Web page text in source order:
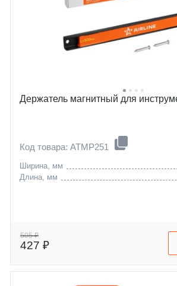
Держатель магнитный для
Код товара: ATMP251
Ширина, мм
Длина, мм
505 ₽
427 ₽